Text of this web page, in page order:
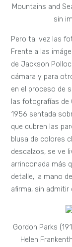
Mountains and
sin
Pero tal vez las
Frente a las
de Jackson
cámara y para
en el proceso de
las fotografías de
1956 sentada
que cubren las
blusa de colores
descalzos, se ve
arrinconada más
detalle, la mano
afirma, sin
Gordon Parks
Helen